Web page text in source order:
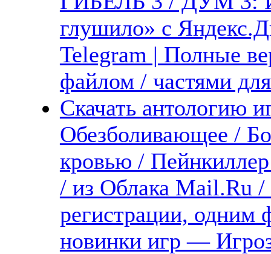
глушило» с
Telegram | Полные
файлом / частями
Скачать антологию
Обезболивающее /
кровью /
/ из Облака Mail.Ru
регистрации, одним
новинки игр —